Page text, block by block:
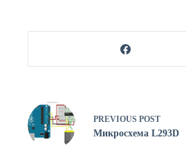
PREVIOUS POST
Микросхема L293D